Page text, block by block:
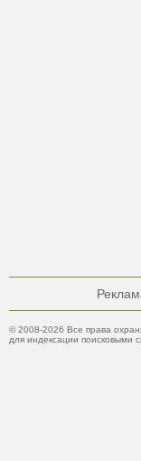
© 2008-2026 Все права
для индексации поисковыми